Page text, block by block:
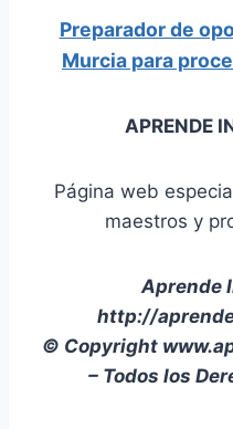
Preparador de
Murcia para
APRENDE
Página web
maestros y
Aprende
http://
© Copyright
– Todos los